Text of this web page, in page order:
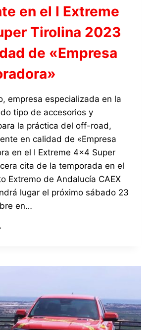
en el I Extreme
Tirolina 2023
de «Empresa
empresa especializada en la
tipo de accesorios y
la práctica del off-road,
en calidad de «Empresa
en el I Extreme 4×4 Super
cita de la temporada en el
Extremo de Andalucía CAEX
lugar el próximo sábado 23
en…